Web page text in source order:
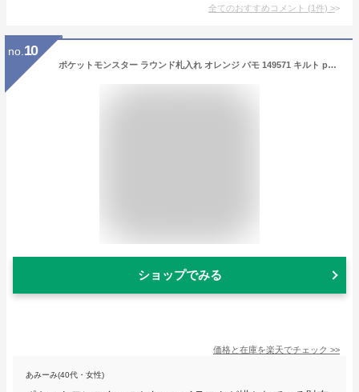
全てのおすすめコメント (1件) >
no. 10
ポケットモンスター ラウンド札入れ オレンジ パモ 149571 キルト pokemon ポケモン
ショップでみる
価格と在庫を楽天でチェック >>
あみーみ(40代・女性)